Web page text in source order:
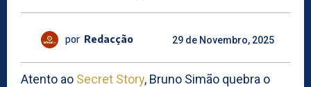
por Redacção 29 de Novembro, 2025
Atento ao Secret Story, Bruno Simão quebra o